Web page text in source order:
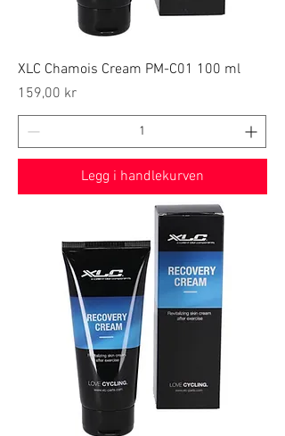
XLC Chamois Cream PM-C01 100 ml
Price
159,00 kr
Legg i handlekurven